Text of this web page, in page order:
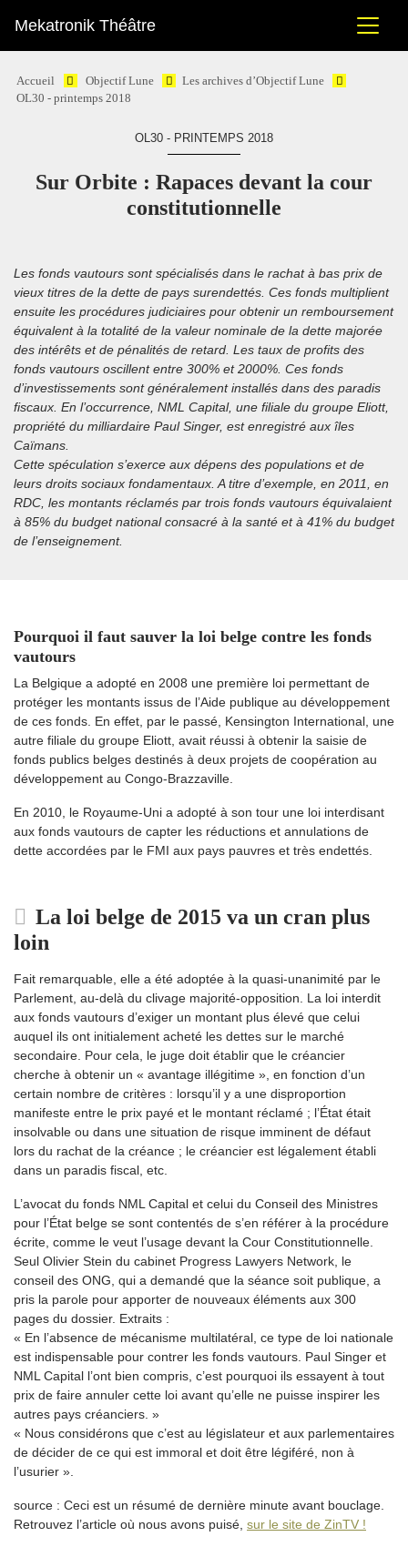
Mekatronik Théâtre
Accueil Objectif Lune
Les archives d’Objectif Lune
OL30 - printemps 2018
OL30 - PRINTEMPS 2018
Sur Orbite : Rapaces devant la cour
constitutionnelle
Les fonds vautours sont spécialisés dans le rachat à bas prix de
vieux titres de la dette de pays surendettés. Ces fonds multiplient
ensuite les procédures judiciaires pour obtenir un remboursement
équivalent à la totalité de la valeur nominale de la dette majorée
des intérêts et de pénalités de retard. Les taux de profits des
fonds vautours oscillent entre 300% et 2000%. Ces fonds
d’investissements sont généralement installés dans des paradis
fiscaux. En l’occurrence, NML Capital, une filiale du groupe Eliott,
propriété du milliardaire Paul Singer, est enregistré aux îles
Caïmans.
Cette spéculation s’exerce aux dépens des populations et de
leurs droits sociaux fondamentaux. A titre d’exemple, en 2011, en
RDC, les montants réclamés par trois fonds vautours équivalaient
à 85% du budget national consacré à la santé et à 41% du budget
de l’enseignement.
Pourquoi il faut sauver la loi belge contre les fonds
vautours
La Belgique a adopté en 2008 une première loi permettant de
protéger les montants issus de l’Aide publique au développement
de ces fonds. En effet, par le passé, Kensington International, une
autre filiale du groupe Eliott, avait réussi à obtenir la saisie de
fonds publics belges destinés à deux projets de coopération au
développement au Congo-Brazzaville.
En 2010, le Royaume-Uni a adopté à son tour une loi interdisant
aux fonds vautours de capter les réductions et annulations de
dette accordées par le FMI aux pays pauvres et très endettés.
La loi belge de 2015 va un cran plus
loin
Fait remarquable, elle a été adoptée à la quasi-unanimité par le
Parlement, au-delà du clivage majorité-opposition. La loi interdit
aux fonds vautours d’exiger un montant plus élevé que celui
auquel ils ont initialement acheté les dettes sur le marché
secondaire. Pour cela, le juge doit établir que le créancier
cherche à obtenir un « avantage illégitime », en fonction d’un
certain nombre de critères : lorsqu’il y a une disproportion
manifeste entre le prix payé et le montant réclamé ; l’État était
insolvable ou dans une situation de risque imminent de défaut
lors du rachat de la créance ; le créancier est légalement établi
dans un paradis fiscal, etc.
L’avocat du fonds NML Capital et celui du Conseil des Ministres
pour l’État belge se sont contentés de s’en référer à la procédure
écrite, comme le veut l’usage devant la Cour Constitutionnelle.
Seul Olivier Stein du cabinet Progress Lawyers Network, le
conseil des ONG, qui a demandé que la séance soit publique, a
pris la parole pour apporter de nouveaux éléments aux 300
pages du dossier. Extraits :
« En l’absence de mécanisme multilatéral, ce type de loi nationale
est indispensable pour contrer les fonds vautours. Paul Singer et
NML Capital l’ont bien compris, c’est pourquoi ils essayent à tout
prix de faire annuler cette loi avant qu’elle ne puisse inspirer les
autres pays créanciers. »
« Nous considérons que c’est au législateur et aux parlementaires
de décider de ce qui est immoral et doit être légiféré, non à
l’usurier ».
source : Ceci est un résumé de dernière minute avant bouclage.
Retrouvez l’article où nous avons puisé, sur le site de ZinTV !